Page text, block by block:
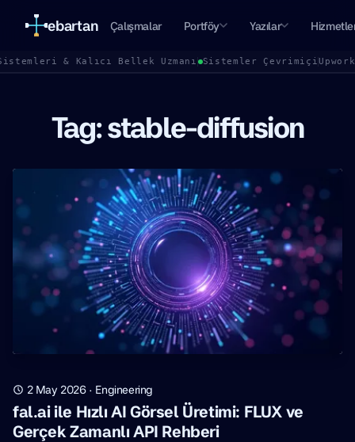
ebartan Çalışmalar Portföy Yazılar
& Kalıcı Bellek Uzmanı Sistemler Çevrimiçi
Tag: stable-diffusion
2 May 2026· Engineering
fal.ai ile Hızlı AI Görsel Üretimi: FLUX ve
Gerçek Zamanlı API Rehberi